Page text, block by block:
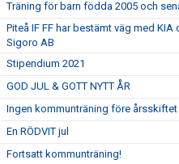
Träning för barn födda 2005 och
Piteå IF FF har bestämt väg med
Sigoro AB
Stipendium 2021
GOD JUL & GOTT NYTT ÅR
Ingen kommunträning före årsskiftet
En RÖDVIT jul
Fortsatt kommunträning!